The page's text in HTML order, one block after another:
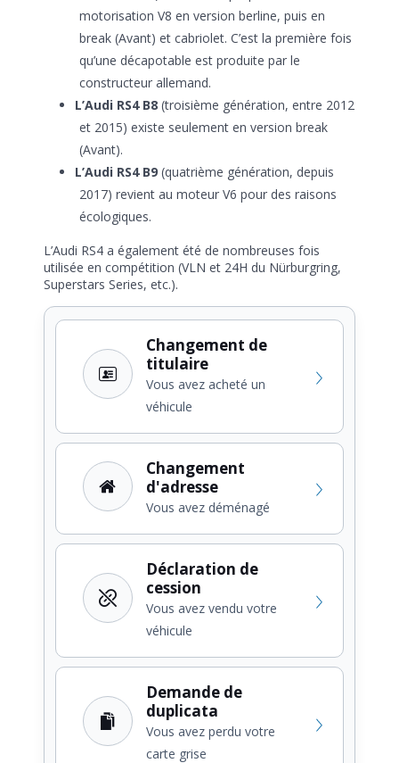
motorisation V8 en version berline, puis en
break (Avant) et cabriolet. C’est la première fois
qu’une décapotable est produite par le
constructeur allemand.
L’Audi RS4 B8(troisième génération, entre 2012
et 2015) existe seulement en version break
(Avant).
L’Audi RS4 B9(quatrième génération, depuis
2017) revient au moteur V6 pour des raisons
écologiques.
L’Audi RS4 a également été de nombreuses fois
utilisée en compétition (VLN et 24H du Nürburgring,
Superstars Series, etc.).
Changement de
titulaire
Vous avez acheté un
véhicule
Changement
d'adresse
Vous avez déménagé
Déclaration de
cession
Vous avez vendu votre
véhicule
Demande de
duplicata
Vous avez perdu votre
carte grise